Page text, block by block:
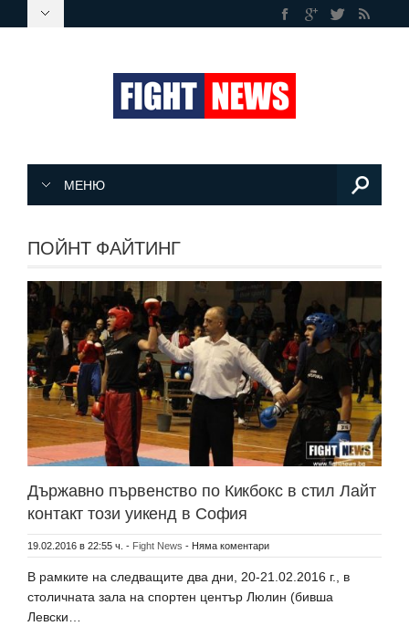
МЕНЮ
ПОЙНТ ФАЙТИНГ
Държавно първенство по Кикбокс в стил Лайт
контакт този уикенд в София
19.02.2016 в 22:55 ч. - Fight News - Няма коментари
В рамките на следващите два дни, 20-21.02.2016 г., в
столичната зала на спортен център Люлин (бивша
Левски…